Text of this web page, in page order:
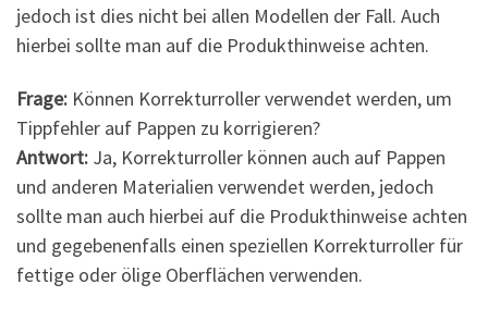
jedoch ist dies nicht bei allen Modellen der Fall. Auch
hierbei sollte man auf die Produkthinweise achten.
Frage: Können Korrekturroller verwendet werden, um
Tippfehler auf Pappen zu korrigieren?
Antwort: Ja, Korrekturroller können auch auf Pappen
und anderen Materialien verwendet werden, jedoch
sollte man auch hierbei auf die Produkthinweise achten
und gegebenenfalls einen speziellen Korrekturroller für
fettige oder ölige Oberflächen verwenden.